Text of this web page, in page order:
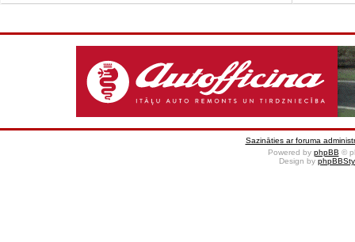
Sazināties ar foruma
Powered by phpBB ©
Design by